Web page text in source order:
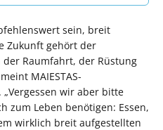
sein, breit
Zukunft gehört der
Raumfahrt, der Rüstung
MAIESTAS-
wir aber bitte
zum Leben benötigen: Essen,
wirklich breit aufgestellten